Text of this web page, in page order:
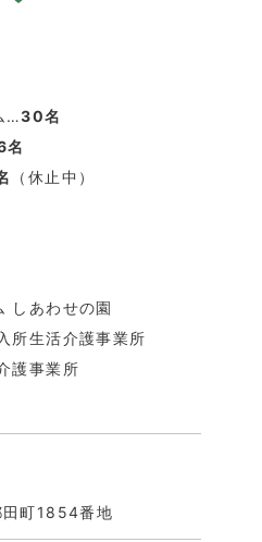
…30名
名
（休止中）
しあわせの園
所生活介護事業所
護事業所
田町1854番地